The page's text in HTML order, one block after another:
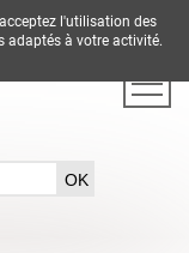
DE EN ES FR IT
l'utilisation des
adaptés à votre activité.